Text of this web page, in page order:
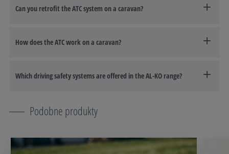
Can you retrofit the ATC system on a caravan?
How does the ATC work on a caravan?
Which driving safety systems are offered in the AL-KO range?
Podobne produkty